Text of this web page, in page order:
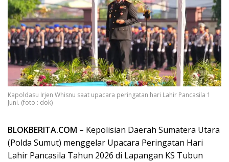
Kapoldasu Irjen Whisnu saat upacara peringatan hari Lahir Pancasila 1
Juni. (foto : dok)
BLOKBERITA.COM – Kepolisian Daerah Sumatera Utara
(Polda Sumut) menggelar Upacara Peringatan Hari
Lahir Pancasila Tahun 2026 di Lapangan KS Tubun